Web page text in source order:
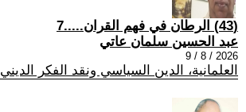
(43) الرطان في فهم القران.....7
عبد الحسين سلمان عاتي
2026 / 8 / 9
العلمانية، الدين السياسي ونقد الفكر الديني